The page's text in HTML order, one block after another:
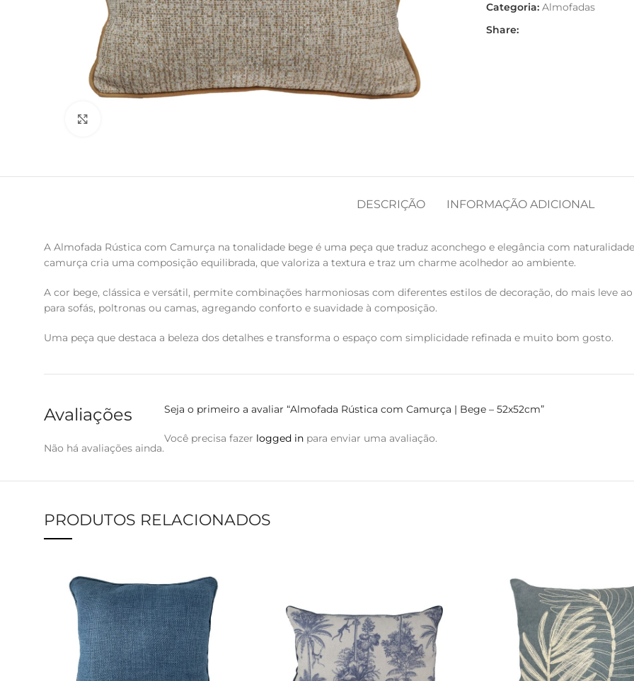
Categoria: Almofadas
Share:
DESCRIÇÃO INFORMAÇÃO ADICIONAL
A Almofada Rústica com Camurça na tonalidade bege é uma peça que traduz aconchego e elegância com
camurça cria uma composição equilibrada, que valoriza a textura e traz um charme acolhedor ao ambiente.
A cor bege, clássica e versátil, permite combinações harmoniosas com diferentes estilos de decoração, do mais leve
para sofás, poltronas ou camas, agregando conforto e suavidade à composição.
Uma peça que destaca a beleza dos detalhes e transforma o espaço com simplicidade refinada e muito bom gosto.
Avaliações
Não há avaliações ainda.
Seja o primeiro a avaliar “Almofada Rústica com Camurça | Bege – 52x52cm”
Você precisa fazer logged in para enviar uma avaliação.
PRODUTOS RELACIONADOS